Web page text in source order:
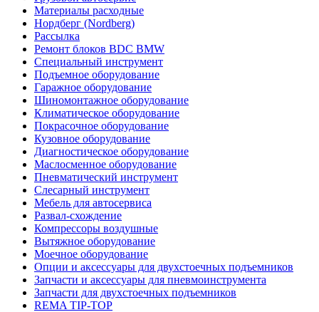
Материалы расходные
Нордберг (Nordberg)
Рассылка
Ремонт блоков BDC BMW
Специальный инструмент
Подъемное оборудование
Гаражное оборудование
Шиномонтажное оборудование
Климатическое оборудование
Покрасочное оборудование
Кузовное оборудование
Диагностическое оборудование
Маслосменное оборудование
Пневматический инструмент
Слесарный инструмент
Мебель для автосервиса
Развал-схождение
Компрессоры воздушные
Вытяжное оборудование
Моечное оборудование
Опции и аксессуары для двухстоечных подъемников
Запчасти и аксессуары для пневмоинструмента
Запчасти для двухстоечных подъемников
REMA TIP-TOP